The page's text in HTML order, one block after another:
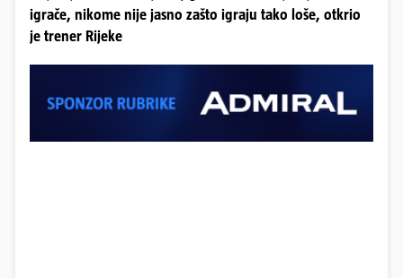
igrače, nikome nije jasno zašto igraju tako loše, otkrio
je trener Rijeke